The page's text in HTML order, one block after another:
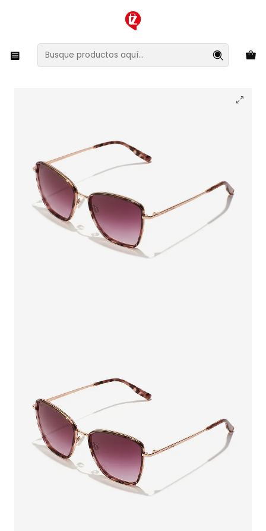
XMAS SALE ¡Compra antes de que la oferta termine!
Lentes y Accesorios Lentes de Sol
Lentes de Sol Hawkers Chill HCHI23CPT0